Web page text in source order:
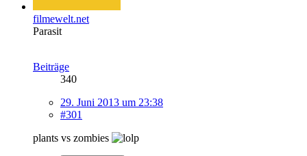
filmewelt.net
Parasit
Beiträge
340
29. Juni 2013 um 23:38
#301
plants vs zombies